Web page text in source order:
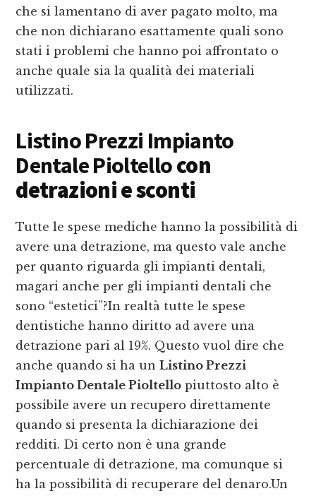
che si lamentano di aver pagato molto, ma
che non dichiarano esattamente quali sono
stati i problemi che hanno poi affrontato o
anche quale sia la qualità dei materiali
utilizzati.
Listino Prezzi Impianto
Dentale Pioltellocon
detrazioni e sconti
Tutte le spese mediche hanno la possibilità di
avere una detrazione, ma questo vale anche
per quanto riguarda gli impianti dentali,
magari anche per gli impianti dentali che
sono “estetici”?In realtà tutte le spese
dentistiche hanno diritto ad avere una
detrazione pari al 19%. Questo vuol dire che
anche quando si ha unListino Prezzi
Impianto Dentale Pioltello piuttosto alto è
possibile avere un recupero direttamente
quando si presenta la dichiarazione dei
redditi. Di certo non è una grande
percentuale di detrazione, ma comunque si
ha la possibilità di recuperare del denaro.Un